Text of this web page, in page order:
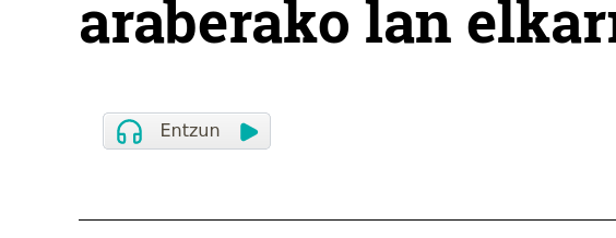
araberako lan